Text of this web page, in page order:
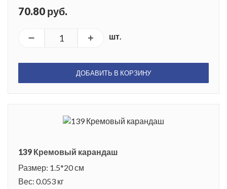
70.80 руб.
шт.
ДОБАВИТЬ В КОРЗИНУ
139 Кремовый карандаш
Размер: 1.5*20 см
Вес: 0.053 кг